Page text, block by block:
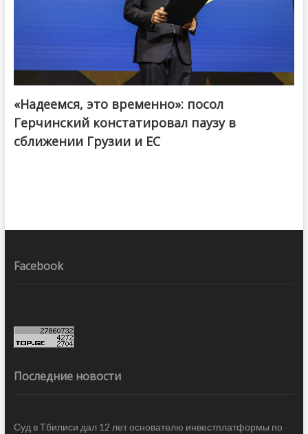
«Надеемся, это временно»: посол
Герчинский констатировал паузу в
сближении Грузии и ЕС
Facebook
Последние новости
Суд в Тбилиси дал 12 лет основателю инвестплатформы по